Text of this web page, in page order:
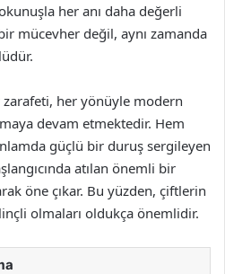
her anı daha değerli
mücevher değil, aynı zamanda
her yönüyle modern
devam etmektedir. Hem
güçlü bir duruş sergileyen
atılan önemli bir
öne çıkar. Bu yüzden, çiftlerin
olmaları oldukça önemlidir.